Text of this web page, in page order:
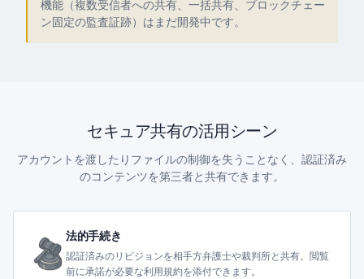
機能（複数受信者への共有、一括共有、ブロックチェー
ン固定の監査証跡）はまだ開発中です。
セキュア共有の活用シーン
アカウントを渡したりファイルの制御を失うことなく、認証済み
のコンテンツを第三者と共有できます。
法的手続き
認証済みのリビジョンを相手方弁護士や裁判所と共有。閲覧
前に承諾が必要な利用規約を添付できます。